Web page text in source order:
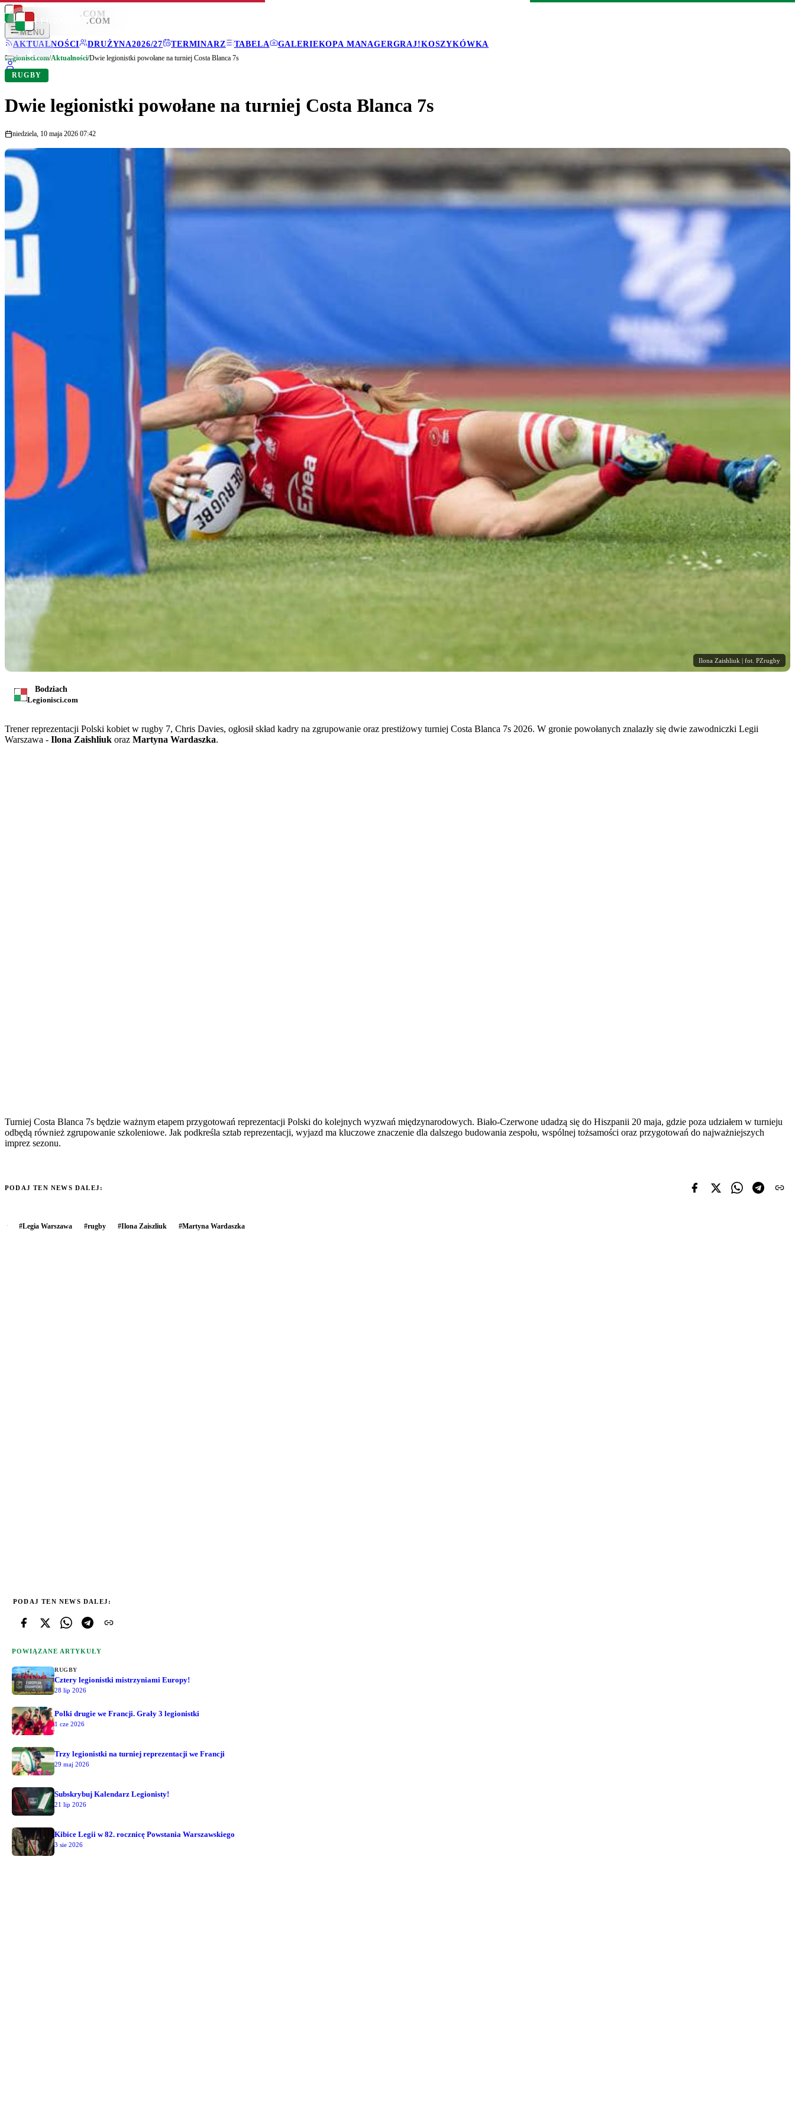
LEGIONISCI .COM
MENU
AKTUALNOŚCI
DRUŻYNA2026/27 TERMINARZ TABELA GALERIEKOPA MANAGERGRAJ!KOSZYKÓWKA
LEGIONISCI .COM
Legionisci.com/Aktualności/Dwie legionistki powołane na turniej Costa Blanca 7s
RUGBY
Dwie legionistki powołane na turniej Costa Blanca 7s
niedziela, 10 maja 2026 07:42
Ilona Zaishliuk | fot. PZrugby
Bodziach
Legionisci.com
Trener reprezentacji Polski kobiet w rugby 7, Chris Davies, ogłosił skład kadry na zgrupowanie oraz prestiżowy turniej Costa Blanca 7s 2026. W gronie powołanych znalazły się dwie zawodniczki Legii
Warszawa - Ilona Zaishliuk oraz Martyna Wardaszka.
Turniej Costa Blanca 7s będzie ważnym etapem przygotowań reprezentacji Polski do kolejnych wyzwań międzynarodowych. Biało-Czerwone udadzą się do Hiszpanii 20 maja, gdzie poza udziałem w turnieju
odbędą również zgrupowanie szkoleniowe. Jak podkreśla sztab reprezentacji, wyjazd ma kluczowe znaczenie dla dalszego budowania zespołu, wspólnej tożsamości oraz przygotowań do najważniejszych
imprez sezonu.
PODAJ TEN NEWS DALEJ:
#Legia Warszawa #rugby #Ilona Zaiszliuk #Martyna Wardaszka
PODAJ TEN NEWS DALEJ:
POWIĄZANE ARTYKUŁY
RUGBY
Cztery legionistki mistrzyniami Europy!
28 lip 2026
Polki drugie we Francji. Grały 3 legionistki
1 cze 2026
Trzy legionistki na turniej reprezentacji we Francji
29 maj 2026
Subskrybuj Kalendarz Legionisty!
21 lip 2026
Kibice Legii w 82. rocznicę Powstania Warszawskiego
3 sie 2026